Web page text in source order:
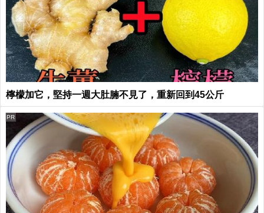
檸檬加它，堅持一週大肚腩不見了，重新回到45公斤
PR